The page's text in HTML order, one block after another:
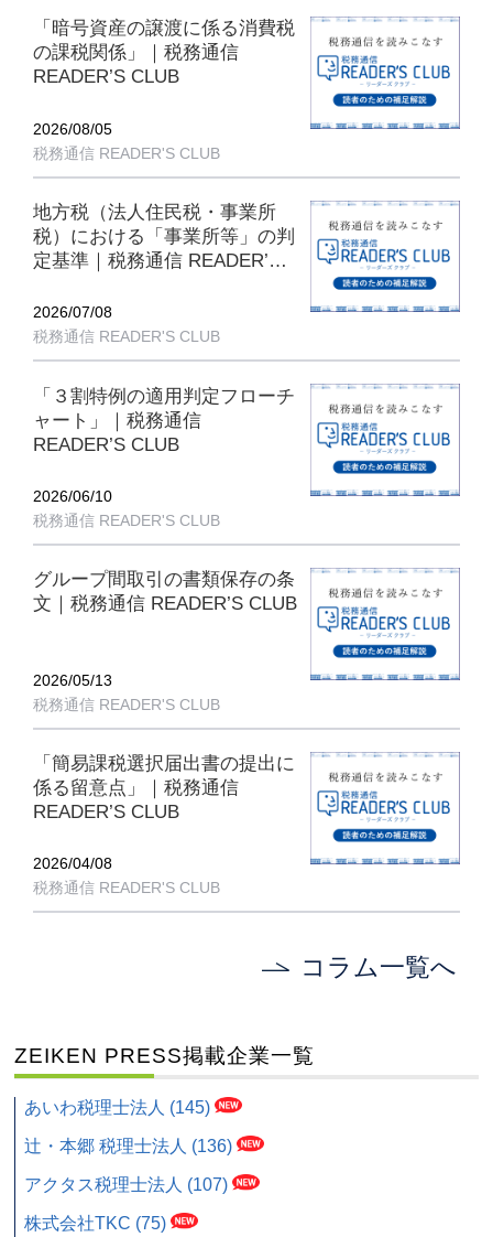
「暗号資産の譲渡に係る消費税
の課税関係」｜税務通信
READER’S CLUB
2026/08/05
税務通信 READER'S CLUB
地方税（法人住民税・事業所
税）における「事業所等」の判
定基準｜税務通信 READER’S
2026/07/08
税務通信 READER'S CLUB
「３割特例の適用判定フローチ
ャート」｜税務通信
READER’S CLUB
2026/06/10
税務通信 READER'S CLUB
グループ間取引の書類保存の条
文｜税務通信 READER’S CLUB
2026/05/13
税務通信 READER'S CLUB
「簡易課税選択届出書の提出に
係る留意点」｜税務通信
READER’S CLUB
2026/04/08
税務通信 READER'S CLUB
コラム一覧へ
ZEIKEN PRESS掲載企業一覧
あいわ税理士法人 (145)
辻・本郷 税理士法人 (136)
アクタス税理士法人 (107)
株式会社TKC (75)